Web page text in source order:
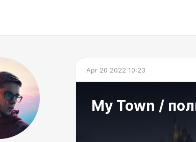
Apr 20 2022 10:23
My Town /